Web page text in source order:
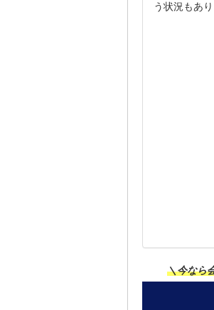
う状況もあり
＼今なら